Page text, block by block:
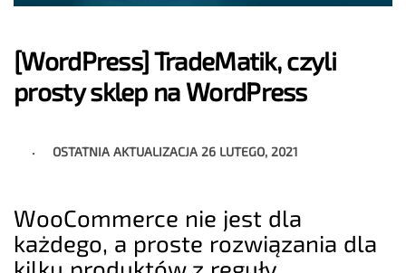
[WordPress] TradeMatik, czyli
prosty sklep na WordPress
OSTATNIA AKTUALIZACJA 26 LUTEGO, 2021
WooCommerce nie jest dla
każdego, a proste rozwiązania dla